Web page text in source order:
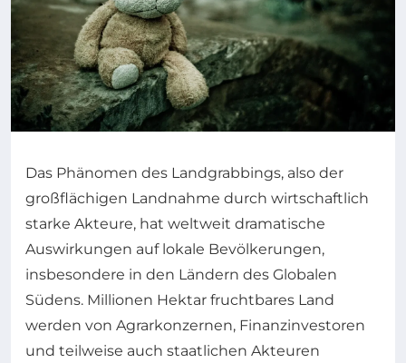
Das Phänomen des Landgrabbings, also der
großflächigen Landnahme durch wirtschaftlich
starke Akteure, hat weltweit dramatische
Auswirkungen auf lokale Bevölkerungen,
insbesondere in den Ländern des Globalen
Südens. Millionen Hektar fruchtbares Land
werden von Agrarkonzernen, Finanzinvestoren
und teilweise auch staatlichen Akteuren